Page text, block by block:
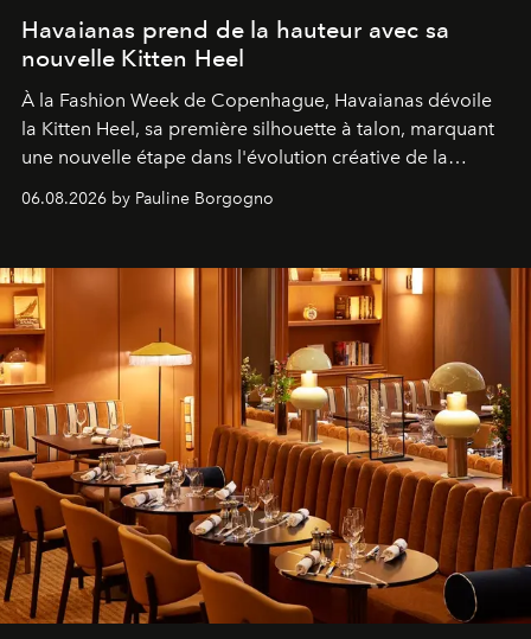
Havaianas prend de la hauteur avec sa
nouvelle Kitten Heel
À la Fashion Week de Copenhague, Havaianas dévoile
la Kitten Heel, sa première silhouette à talon, marquant
une nouvelle étape dans l'évolution créative de la
06.08.2026 by Pauline Borgogno